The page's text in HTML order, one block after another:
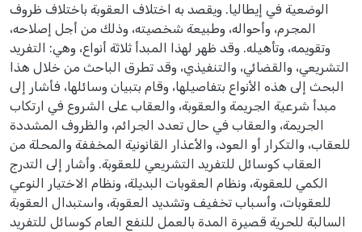
الوضعية في إيطاليا. ويقصد به اختلاف العقوبة باختلاف ظروف
المجرم، وأحواله، وطبيعة شخصيته، وذلك من أجل إصلاحه،
وتقويمه، وتأهيله. وقد ظهر لهذا المبدأ ثلاثة أنواع، وهي: التفريد
التشريعي، والقضائي، والتنفيذي، وقد تطرق الباحث من خلال هذا
البحث إلى هذه الأنواع بتفاصيلها، وقام بتبيان وسائلها، فأشار إلى
مبدأ شرعية الجريمة والعقوبة، والعقاب على الشروع في ارتكاب
الجريمة، والعقاب في حال تعدد الجرائم، والظروف المشددة
للعقاب، والتكرار أو العود، والأعذار القانونية المخففة والمحلة من
العقاب كوسائل للتفريد التشريعي للعقوبة. وأشار إلى التدرج
الكمي للعقوبة، ونظام العقوبات البديلة، ونظام الاختيار النوعي
للعقوبات، وأسباب تخفيف وتشديد العقوبة، واستبدال العقوبة
السالبة للحرية قصيرة المدة بالعمل للنفع العام كوسائل للتفريد